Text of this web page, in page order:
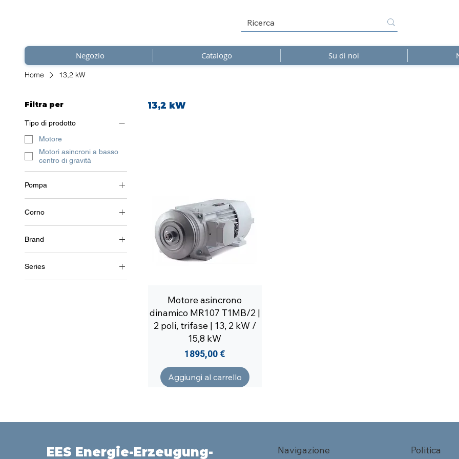
Negozio Catalogo Su di noi
Home 13,2 kW
Filtra per
Tipo di prodotto
Motore
Motori asincroni a basso
centro di gravità
Pompa
2 poli (~3000 giri/min)
Corno
3~ (trifase 400 V) / 50 Hz
3~ (trifase 460 V) / 60 Hz
Brand
Soga
Series
MR107
13,2 kW
Motore asincrono
dinamico MR107 T1MB/2 |
2 poli, trifase | 13, 2 kW /
15,8 kW
Prezzo
1895,00 €
Aggiungi al carrello
EES Energie-Erzeugung- Navigazione Politica